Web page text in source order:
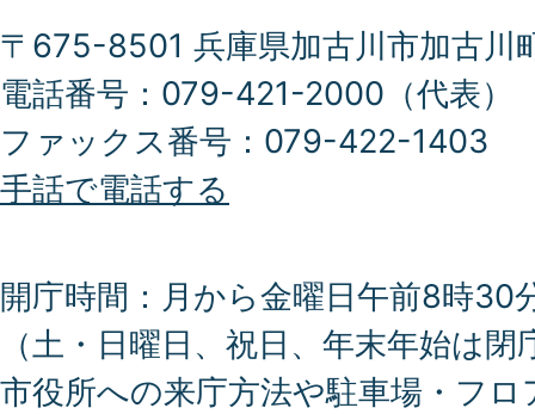
〒675-8501 兵庫県加古川市加古川
電話番号：079-421-2000（代表）
ファックス番号：079-422-1403
手話で電話する
開庁時間：月から金曜日午前8時30
（土・日曜日、祝日、年末年始は閉
市役所への来庁方法や駐車場・フ